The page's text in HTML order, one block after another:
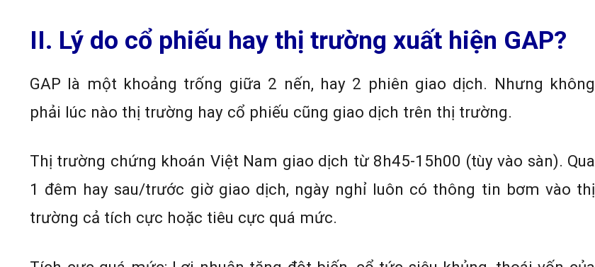
II. Lý do cổ phiếu hay thị trường xuất hiện GAP?
GAP là một khoảng trống giữa 2 nến, hay 2 phiên giao dịch. Nhưng không
phải lúc nào thị trường hay cổ phiếu cũng giao dịch trên thị trường.
Thị trường chứng khoán Việt Nam giao dịch từ 8h45-15h00 (tùy vào sàn). Qua
1 đêm hay sau/trước giờ giao dịch, ngày nghỉ luôn có thông tin bơm vào thị
trường cả tích cực hoặc tiêu cực quá mức.